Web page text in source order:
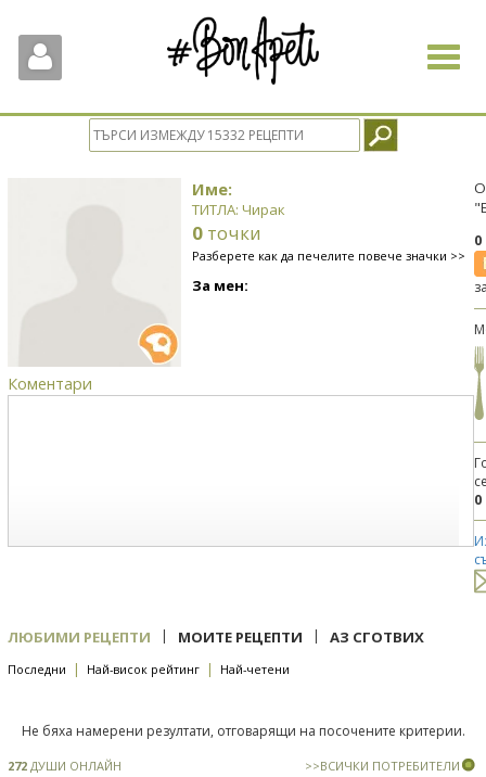
Toggle
Име:
ТИТЛА: Чирак
0 точки
Разберете как да печелите повече значки >>
За мен:
Коментари
0
ЛЮБИМИ РЕЦЕПТИ | МОИТЕ РЕЦЕПТИ | АЗ СГОТВИХ
Последни | Най-висок рейтинг | Най-четени
Не бяха намерени резултати, отговарящи на посочените критерии.
272 ДУШИ ОНЛАЙН >>ВСИЧКИ ПОТРЕБИТЕЛИ